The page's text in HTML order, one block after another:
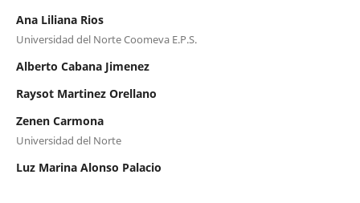
Ana Liliana Rios
Universidad del Norte Coomeva E.P.S.
Alberto Cabana Jimenez
Raysot Martinez Orellano
Zenen Carmona
Universidad del Norte
Luz Marina Alonso Palacio